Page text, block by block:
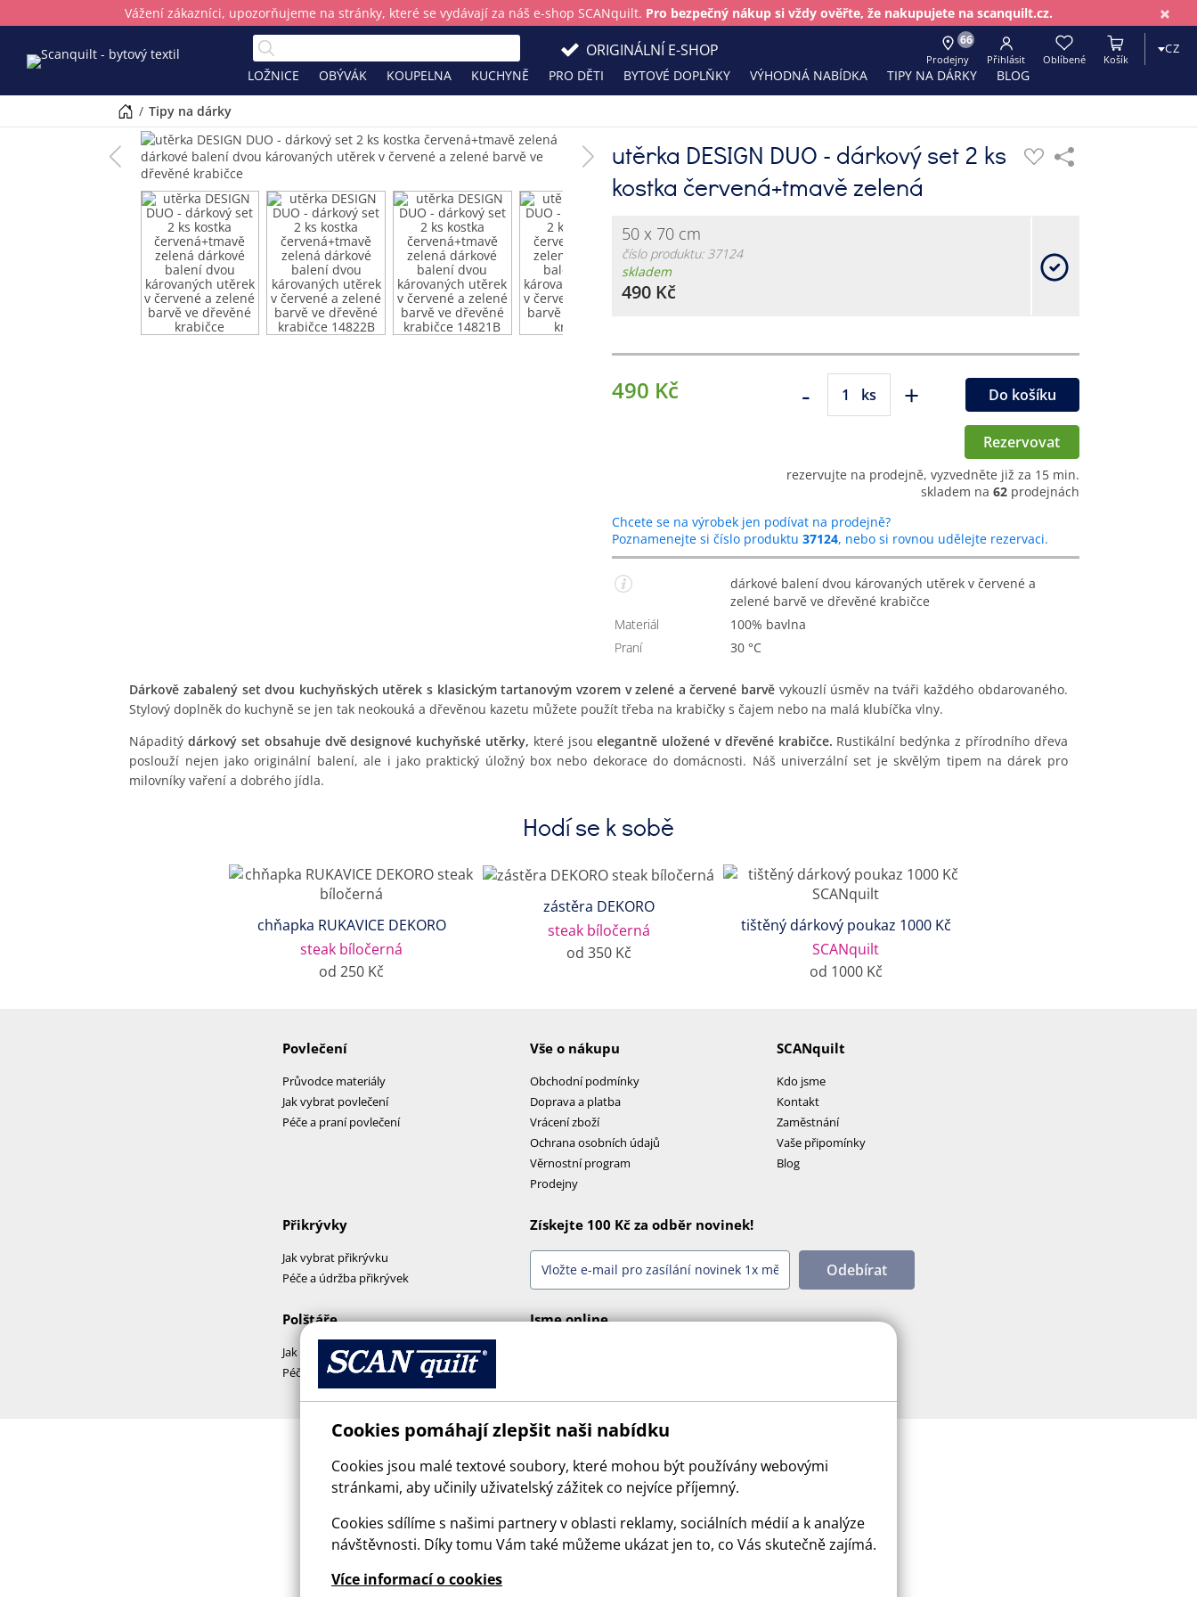
×
Vážení zákazníci, upozorňujeme na stránky, které se vydávají za náš e-shop SCANquilt. Pro bezpečný nákup si vždy ověřte, že nakupujete na scanquilt.cz.
LOŽNICE OBÝVÁK KOUPELNA KUCHYNĚ PRO DĚTI BYTOVÉ DOPLŇKY VÝHODNÁ NABÍDKA TIPY NA DÁRKY BLOG
66
Prodejny Přihlásit Oblíbené Košík
CZ
ORIGINÁLNÍ E-SHOP
/ tipy na dárky
utěrka DESIGN DUO - dárkový set 2 ks
kostka červená+tmavě zelená
50 x 70 cm
číslo produktu: 37124
skladem
490 Kč
490 Kč - ks + Do košíku
Rezervovat
rezervujte na prodejně, vyzvedněte již za 15 min.
skladem na 62 prodejnách
Chcete se na výrobek jen podívat na prodejně?
Poznamenejte si číslo produktu 37124, nebo si rovnou udělejte rezervaci.
dárkové balení dvou károvaných utěrek v červené a
zelené barvě ve dřevěné krabičce
Materiál
100% bavlna
Praní
30 °C
Dárkově zabalený set dvou kuchyňských utěrek s klasickým tartanovým vzorem v zelené a červené barvěvykouzlí úsměv na tváři každého obdarovaného.
Stylový doplněk do kuchyně se jen tak neokouká a dřevěnou kazetu můžete použít třeba na krabičky s čajem nebo na malá klubíčka vlny.
Nápaditýdárkový set obsahuje dvě designové kuchyňské utěrky, které jsouelegantně uložené v dřevěné krabičce. Rustikální bedýnka z přírodního dřeva
poslouží nejen jako originální balení, ale i jako praktický úložný box nebo dekorace do domácnosti. Náš univerzální set je skvělým tipem na dárek pro
milovníky vaření a dobrého jídla.
Hodí se k sobě
chňapka RUKAVICE DEKORO
steak bíločerná
od 250 Kč
zástěra DEKORO
steak bíločerná
od 350 Kč
tištěný dárkový poukaz 1000 Kč
SCANquilt
od 1000 Kč
Povlečení
Průvodce materiály
Jak vybrat povlečení
Péče a praní povlečení
Vše o nákupu
Obchodní podmínky
Doprava a platba
Vrácení zboží
Ochrana osobních údajů
Věrnostní program
Prodejny
SCANquilt
Kdo jsme
Kontakt
Zaměstnání
Vaše připomínky
Blog
Přikrývky
Jak vybrat přikrývku
Péče a údržba přikrývek
Polštáře
Jak vybrat polštář
Péče a praní polštářů
Získejte 100 Kč za odběr novinek!
Odebírat
Jsme online
© 2026 SCANquilt - všechna práva vyhrazena
This site is protected by reCAPTCHA and the Google
Cookies pomáhají zlepšit naši nabídku
Cookies jsou malé textové soubory, které mohou být používány webovými
stránkami, aby učinily uživatelský zážitek co nejvíce příjemný.
Cookies sdílíme s našimi partnery v oblasti reklamy, sociálních médií a k analýze
návštěvnosti. Díky tomu Vám také můžeme ukázat jen to, co Vás skutečně zajímá.
Více informací o cookies